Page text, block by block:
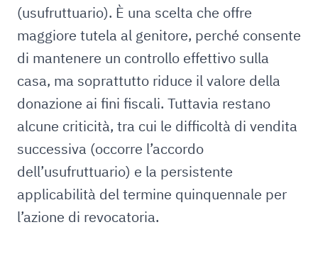
(usufruttuario). È una scelta che offre
maggiore tutela al genitore, perché consente
di mantenere un controllo effettivo sulla
casa, ma soprattutto riduce il valore della
donazione ai fini fiscali. Tuttavia restano
alcune criticità, tra cui le difficoltà di vendita
successiva (occorre l’accordo
dell’usufruttuario) e la persistente
applicabilità del termine quinquennale per
l’azione di revocatoria.